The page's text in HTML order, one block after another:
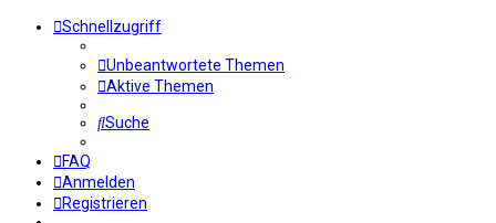
Schnellzugriff
Unbeantwortete Themen
Aktive Themen
Suche
FAQ
Anmelden
Registrieren